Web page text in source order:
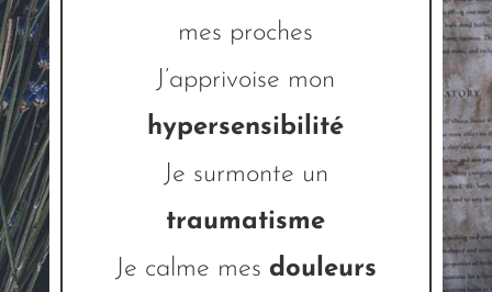
mes proches
J’apprivoise mon
hypersensibilité
Je surmonte un
traumatisme
Je calme mes douleurs